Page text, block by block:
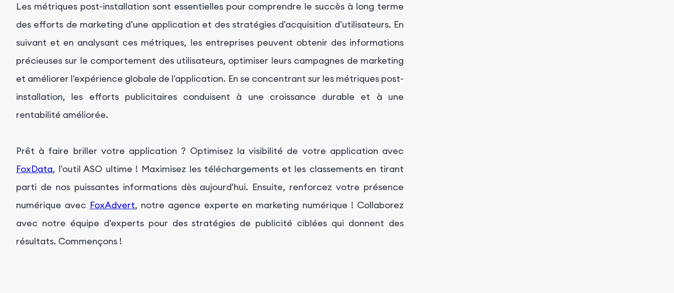
Les métriques post-installation sont essentielles pour comprendre le succès à long terme
des efforts de marketing d'une application et des stratégies d'acquisition d'utilisateurs. En
suivant et en analysant ces métriques, les entreprises peuvent obtenir des informations
précieuses sur le comportement des utilisateurs, optimiser leurs campagnes de marketing
et améliorer l'expérience globale de l'application. En se concentrant sur les métriques post-
installation, les efforts publicitaires conduisent à une croissance durable et à une
rentabilité améliorée.
Prêt à faire briller votre application ? Optimisez la visibilité de votre application avec
FoxData, l'outil ASO ultime ! Maximisez les téléchargements et les classements en tirant
parti de nos puissantes informations dès aujourd'hui. Ensuite, renforcez votre présence
numérique avec FoxAdvert, notre agence experte en marketing numérique ! Collaborez
avec notre équipe d'experts pour des stratégies de publicité ciblées qui donnent des
résultats. Commençons !